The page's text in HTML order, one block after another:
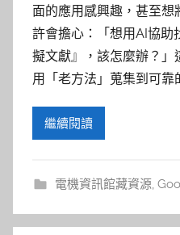
面的應用感興趣，甚至
許會擔心：「想用AI協助
擬文獻』，該怎麼辦？」
用「老方法」蒐集到可靠
繼續閱讀
電機資訊館藏資源,